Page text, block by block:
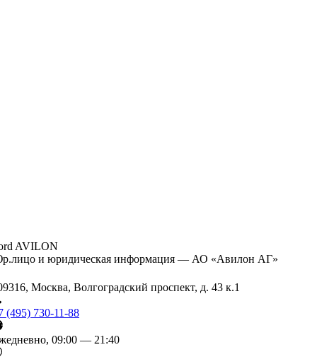
AVILON
и юридическая информация — АО «Авилон АГ»
Москва, Волгоградский проспект, д. 43 к.1
(495) 730-11-88
09:00 — 21:40